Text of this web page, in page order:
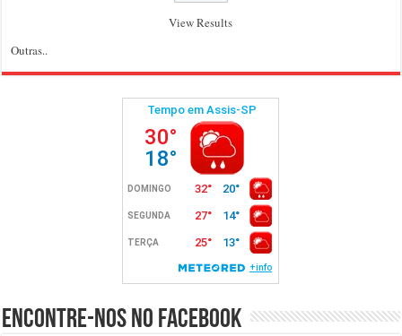
View Results
Outras..
Encontre-nos no Facebook